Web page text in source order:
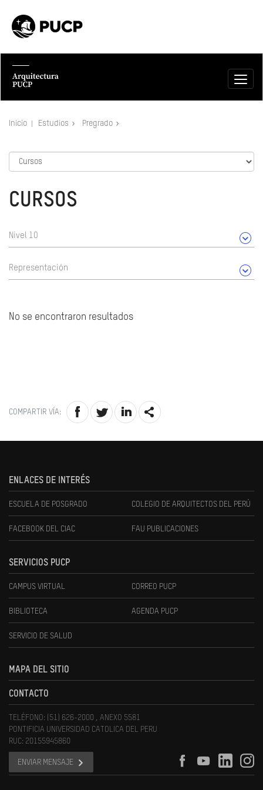
Inicio Estudios Pregrado
CURSOS
Nivel 10
Representación
No se encontraron resultados
COMPARTIR VÍA:
ENLACES DE INTERÉS
ESCUELA DE POSGRADO COLEGIO DE ARQUITECTOS DEL PERÚ
FACEBOOK DEL CIAC FAU PUBLICACIONES
SERVICIOS PUCP
CAMPUS VIRTUAL CORREO PUCP
BIBLIOTECA AGENDA PUCP
SERVICIO DE SALUD
MAPA DEL SITIO
CONTACTO
TELÉFONO: (51) 626-2000 , ANEXO 5581
PONTIFICIA UNIVERSIDAD CATOLICA DEL PERU
RUC: 20155945860
ENVIAR MENSAJE